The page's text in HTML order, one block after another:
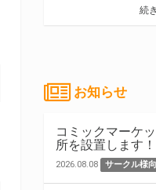
続
お知らせ
コミックマーケ
所を設置します！
2026.08.08 サークル様